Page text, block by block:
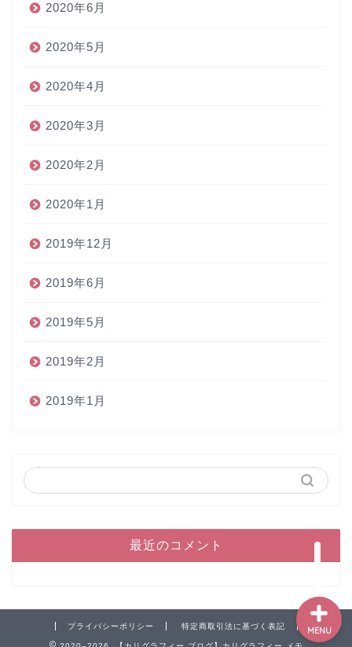
2020年6月
2020年5月
2020年4月
2020年3月
2020年2月
2020年1月
2019年12月
2019年6月
2019年5月
2019年2月
2019年1月
最近のコメント
プライバシーポリシー 特定商取引法に基づく表記 MENU
インク